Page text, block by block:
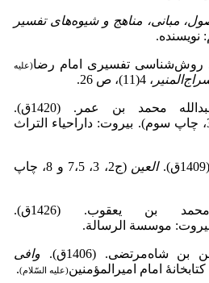
مبانی، مناهج و شیوه‌های تفسیر
(علیه
المنیر ، 4(11)، ص 26.
فخرالدین الرازی، ابوعبدالله محمد بن ‌عمر. (1420ق).
(ج2، 20 و 30، چاپ سوم). بیروت: داراحیاء التراث
العین
(ج2، 3، 7،5 و 8، چاپ
بن ‌یعقوب. (1426ق).
‌شاه‌مرتضی. (1406ق).
وافی
(علیه السّلام).